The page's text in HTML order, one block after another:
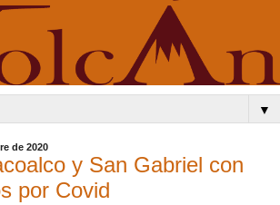
▼
de 2020
y San Gabriel con
por Covid